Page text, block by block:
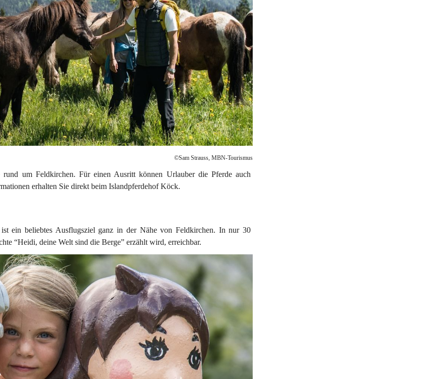
©Sam Strauss, MBN-Tourismus
rund um Feldkirchen. Für einen Ausritt können Urlauber die Pferde auch
erhalten Sie direkt beim Islandpferdehof Köck.
ein beliebtes Ausflugsziel ganz in der Nähe von Feldkirchen. In nur 30
“Heidi, deine Welt sind die Berge” erzählt wird, erreichbar.